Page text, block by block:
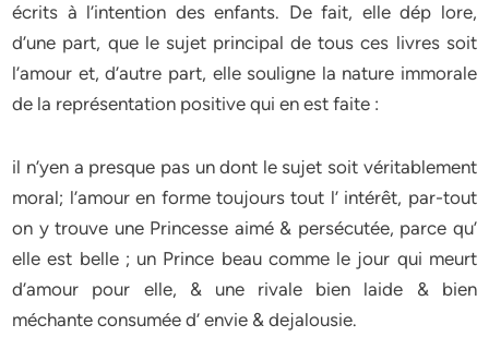
écrits à l’intention des enfants. De fait, elle dép lore,
d’une part, que le sujet principal de tous ces livres soit
l’amour et, d’autre part, elle souligne la nature immorale
de la représentation positive qui en est faite :
il n’yen a presque pas un dont le sujet soit véritablement
moral; l’amour en forme toujours tout l’ intérêt, par-tout
on y trouve une Princesse aimé & persécutée, parce qu’
elle est belle ; un Prince beau comme le jour qui meurt
d’amour pour elle, & une rivale bien laide & bien
méchante consumée d’ envie & dejalousie.